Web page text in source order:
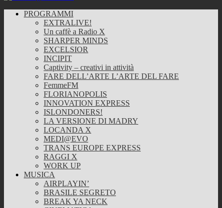
PROGRAMMI
EXTRALIVE!
Un caffè a Radio X
SHARPER MINDS
EXCELSIOR
INCIPIT
Captivity – creativi in attività
FARE DELL’ARTE L’ARTE DEL FARE
FemmeFM
FLORIANOPOLIS
INNOVATION EXPRESS
ISLONDONERS!
LA VERSIONE DI MADRY
LOCANDA X
MEDI@EVO
TRANS EUROPE EXPRESS
RAGGI X
WORK UP
MUSICA
AIRPLAYIN’
BRASILE SEGRETO
BREAK YA NECK